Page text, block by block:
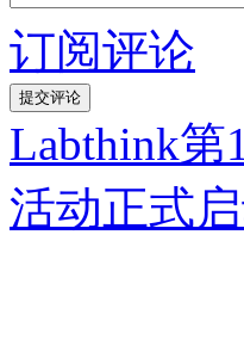
订阅评论
Labthink
活动正式